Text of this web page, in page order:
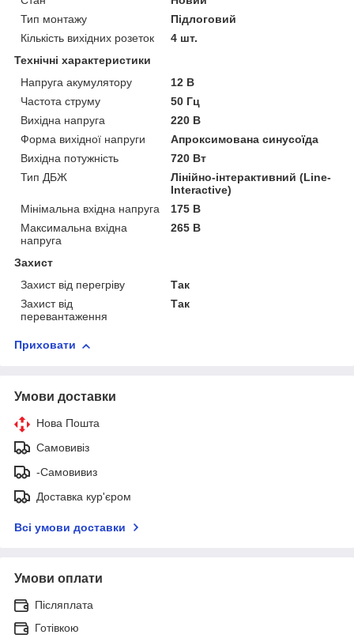
Тип монтажу
Підлоговий
Кількість вихідних розеток
4 шт.
Технічні характеристики
Напруга акумулятору
12 В
Частота струму
50 Гц
Вихідна напруга
220 В
Форма вихідної напруги
Апроксимована синусоїда
Вихідна потужність
720 Вт
Тип ДБЖ
Лінійно-інтерактивний (Line-
Interactive)
Мінімальна вхідна напруга
175 В
Максимальна вхідна
напруга
265 В
Захист
Захист від перегріву
Так
Захист від
перевантаження
Так
Приховати
Умови доставки
Нова Пошта
Самовивіз
-Самовивиз
Доставка кур'єром
Всі умови доставки
Умови оплати
Післяплата
Готівкою